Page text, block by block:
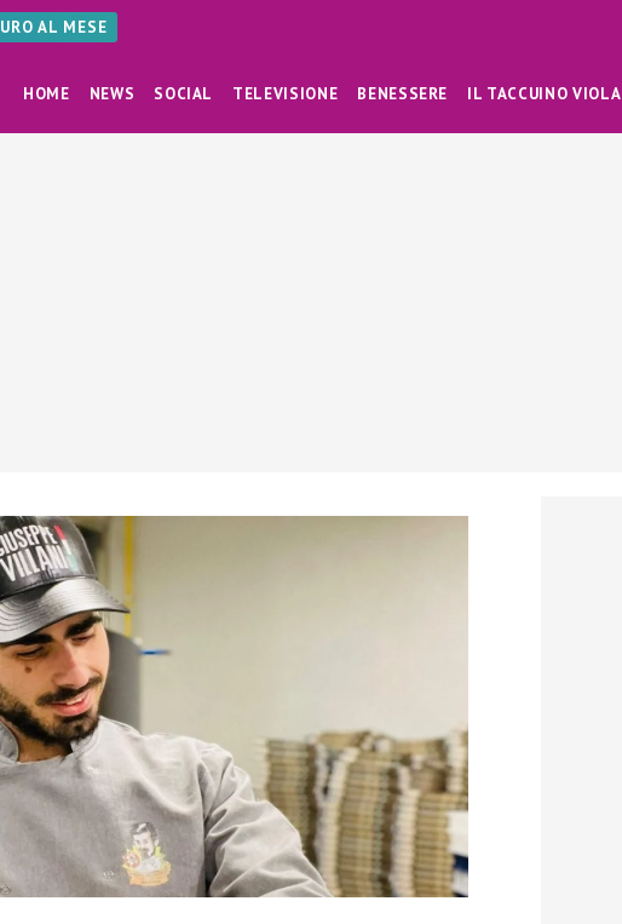
AL MESE
HOME NEWS SOCIAL TELEVISIONE BENESSERE IL TACCUINO VIOLA